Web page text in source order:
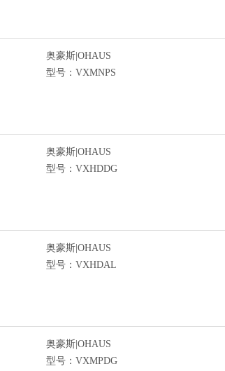
奥豪斯|OHAUS
型号：VXMNPS
奥豪斯|OHAUS
型号：VXHDDG
奥豪斯|OHAUS
型号：VXHDAL
奥豪斯|OHAUS
型号：VXMPDG